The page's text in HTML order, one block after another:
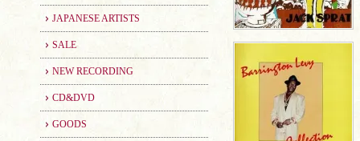
JAPANESE ARTISTS
SALE
NEW RECORDING
CD&DVD
GOODS